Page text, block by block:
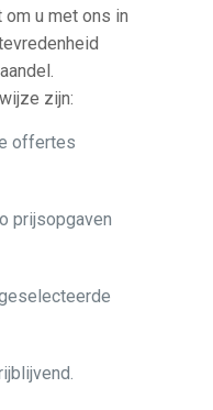
u met ons in
zijn:
offertes
prijsopgaven